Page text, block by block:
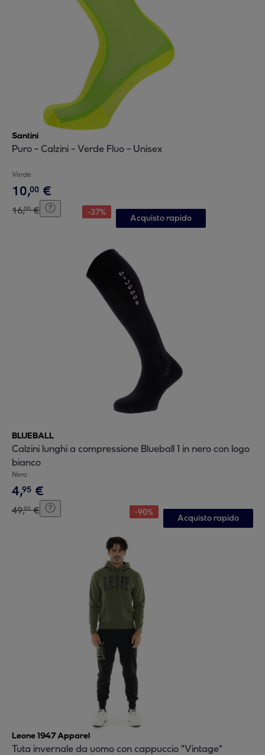
Santini
Puro - Calzini - Verde Fluo - Unisex
Verde
10,00 €
16,00 € -37%
Acquisto rapido
BLUEBALL
Calzini lunghi a compressione Blueball 1 in nero con logo
bianco
Nero
4,95 €
49,90 € -90%
Acquisto rapido
Leone 1947 Apparel
Tuta invernale da uomo con cappuccio "Vintage"